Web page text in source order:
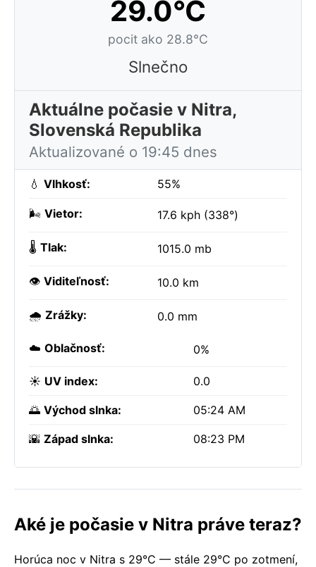
29.0°C
pocit ako 28.8°C
Slnečno
Aktuálne počasie v Nitra,
Slovenská Republika
Aktualizované o 19:45 dnes
💧 Vlhkosť: 55%
🌬️ Vietor: 17.6 kph (338°)
🌡️ Tlak: 1015.0 mb
👁️ Viditeľnosť: 10.0 km
🌧️ Zrážky: 0.0 mm
☁️ Oblačnosť: 0%
☀️ UV index: 0.0
🌅 Východ slnka: 05:24 AM
🌇 Západ slnka: 08:23 PM
Aké je počasie v Nitra práve teraz?
Horúca noc v Nitra s 29°C — stále 29°C po zotmení,